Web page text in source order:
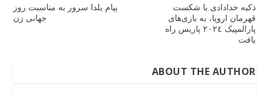
پیام یلدا سرور به مناسبت روز
جهانی زن
ذکیه خدادادی با شکست
قهرمان اروپا، به بازی‌های
پارالمپیک ٢٠٢٤ پاریس راه
یافت
ABOUT THE AUTHOR